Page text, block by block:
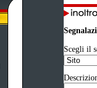
Scegli il